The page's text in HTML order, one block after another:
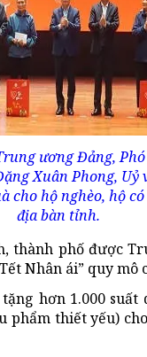
ương Đảng,
Xuân Phong,
cho hộ nghèo, hộ
địa bàn tỉnh.
thành phố được
Nhân ái” quy mô
hơn 1.000
thiết yếu)